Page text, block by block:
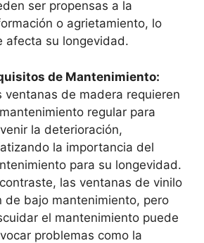
ser propensas a la
o agrietamiento, lo
afecta su longevidad.
de Mantenimiento:
ventanas de madera requieren
regular para
la deterioración,
la importancia del
para su longevidad.
las ventanas de vinilo
de bajo mantenimiento, pero
el mantenimiento puede
problemas como la